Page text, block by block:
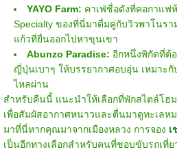
YAYO Farm: คาเฟ่ชื่อดังที่คอกาแฟ
Specialty ของที่นี่มาดื่มคู่กับวิวพาโนรา
แก้วที่ยื่นออกไปหาขุนเขา
Abunzo Paradise: อีกหนึ่งพิกัดที่ต้
ญี่ปุ่นเบาๆ ให้บรรยากาศอบอุ่น เหมาะ
ไหลผ่าน
สำหรับคืนนี้ แนะนำให้เลือกที่พักสไตล์โฮ
เพื่อสัมผัสอากาศหนาวและตื่นมาดูทะเลห
มาที่นี่หากคุณมาจากเมืองหลวง การจอง เ
เป็นอีกทางเลือกสำหรับคนที่ชอบขับรถเที่ย